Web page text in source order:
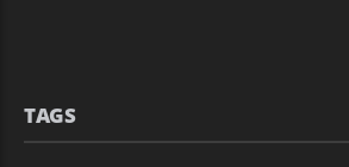
TAGS